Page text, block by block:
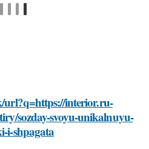
url?q=https://interior.ru-
sozday-svoyu-unikalnuyu-
i-shpagata